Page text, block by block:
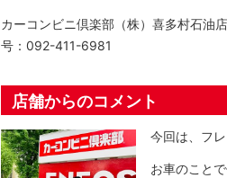
カーコンビニ倶楽部（株）喜多村石油
号：092-411-6981
店舗からのコメント
今回は、フ
お車のこと